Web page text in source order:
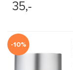
35,-
-10%